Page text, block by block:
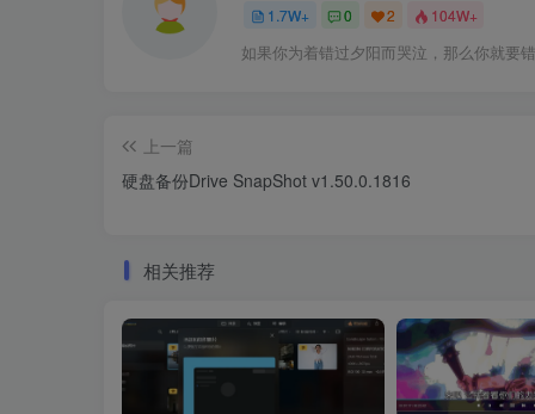
1.7W+ 0 2 104W+
如果你为着错过夕阳而哭泣，那么你就要
上一篇
硬盘备份Drive SnapShot v1.50.0.1816
相关推荐